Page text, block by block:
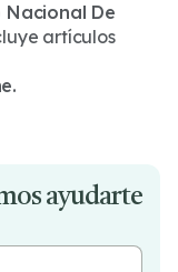
Nacional De
artículos
ayudarte